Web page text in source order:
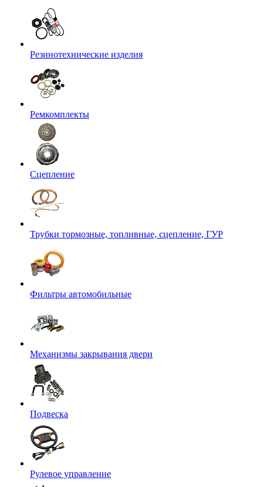
Резинотехнические изделия
Ремкомплекты
Сцепление
Трубки тормозные, топливные, сцепление, ГУР
Фильтры автомобильные
Механизмы закрывания двери
Подвеска
Рулевое управление